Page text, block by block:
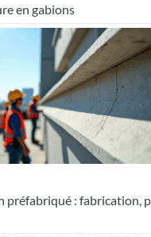
en gabions
préfabriqué : fabrication,